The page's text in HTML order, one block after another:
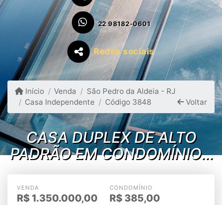
22 98182-0601
Redes sociais
Início Venda
São Pedro da Aldeia - RJ
Casa Independente
Código 3848 Voltar
CASA DUPLEX DE ALTO
PADRÃO EM CONDOMÍNIO -
VIVERDE I - NOVA SÃO
PEDRO/RJ
VENDA
R$ 1.350.000,00
CONDOMÍNIO
R$ 385,00